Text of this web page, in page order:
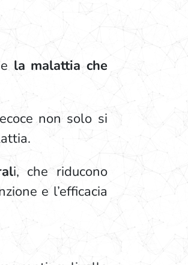
la malattia che
non solo si
i, che riducono
e l’efficacia